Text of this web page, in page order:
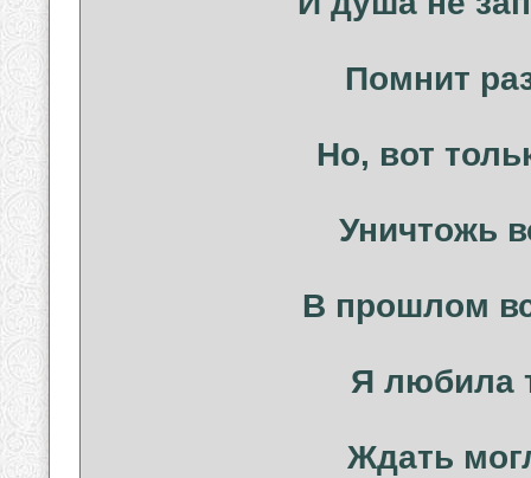
Помнит
Но, вот
Уничтожь
В прошлом
Я любила
Ждать